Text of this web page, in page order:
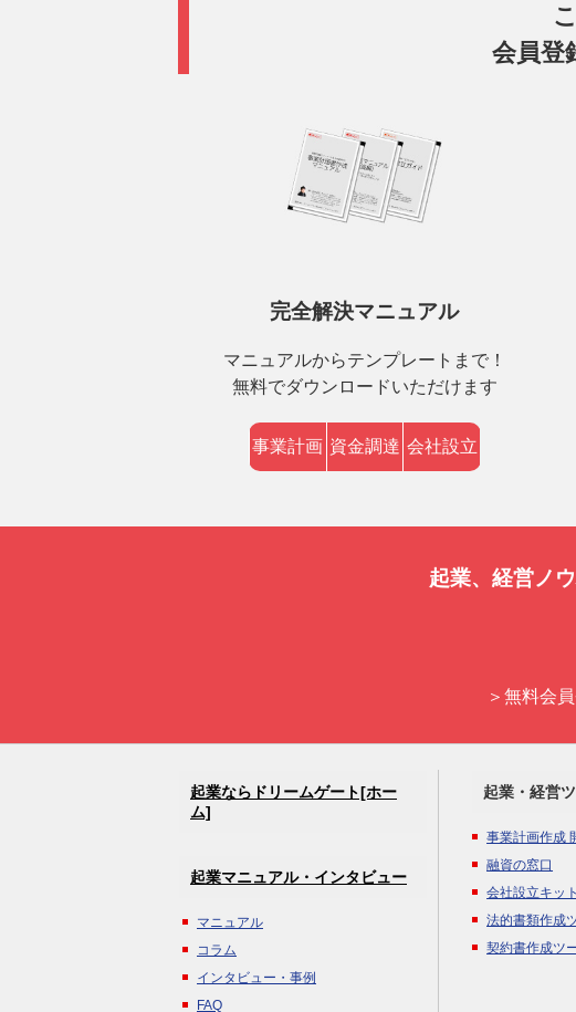
会員登
完全解決マニュアル
マニュアルからテンプレートまで！
無料でダウンロードいただけます
事業計画 資金調達 会社設立
起業、経営ノ
＞無料会
起業ならドリームゲート[ホー
ム]
起業マニュアル・インタビュー
マニュアル
コラム
インタビュー・事例
FAQ
起業・経営
事業計画作成
融資の窓口
会社設立キット
法的書類作成
契約書作成ツ